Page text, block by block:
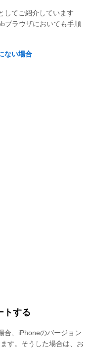
してご紹介しています
ブラウザにおいても手順
ない場合
トする
合、iPhoneのバージョン
す。そうした場合は、お